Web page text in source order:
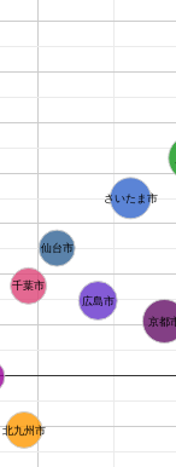
京都
さいたま市
広島市
仙台市
千葉市
北九州市